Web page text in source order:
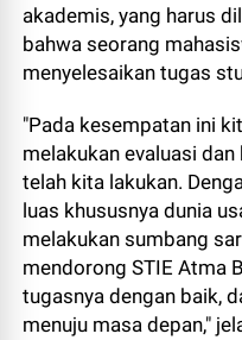
akademis, yang harus
bahwa seorang
menyelesaikan tugas
"Pada kesempatan ini
melakukan evaluasi
telah kita lakukan.
luas khususnya dunia
melakukan sumbang
mendorong STIE Atma
tugasnya dengan baik,
menuju masa depan,"